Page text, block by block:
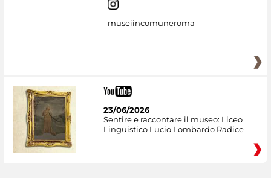
museiincomuneroma
23/06/2026
Sentire e raccontare il museo: Liceo
Linguistico Lucio Lombardo Radice